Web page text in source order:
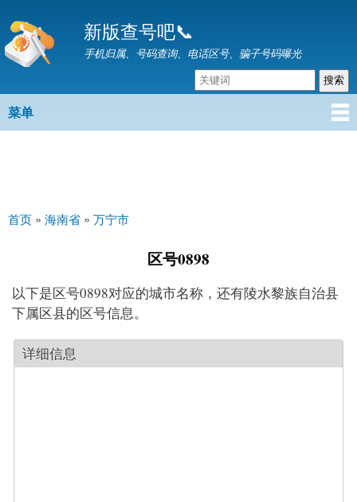
转
到
要
容
新版查号吧📞
手机归属、号码查询、电话区号、骗子号码曝光
主菜单
菜单
你在这里
首页 » 海南省 » 万宁市
区号0898
以下是区号0898对应的城市名称，还有陵水黎族自治县
下属区县的区号信息。
详细信息